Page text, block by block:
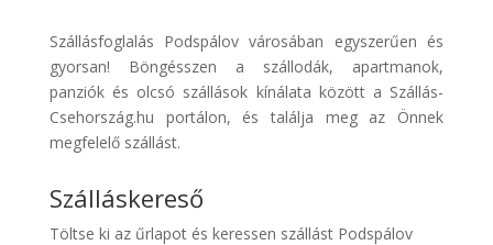
Discover
Cars
Transzfer
Kiwi
Taxi
Szállásfoglalás Podspálov városában egyszerűen és
gyorsan! Böngésszen a szállodák, apartmanok,
panziók és olcsó szállások kínálata között a Szállás-
Csehország.hu portálon, és találja meg az Önnek
megfelelő szállást.
Szálláskereső
Töltse ki az űrlapot és keressen szállást Podspálov